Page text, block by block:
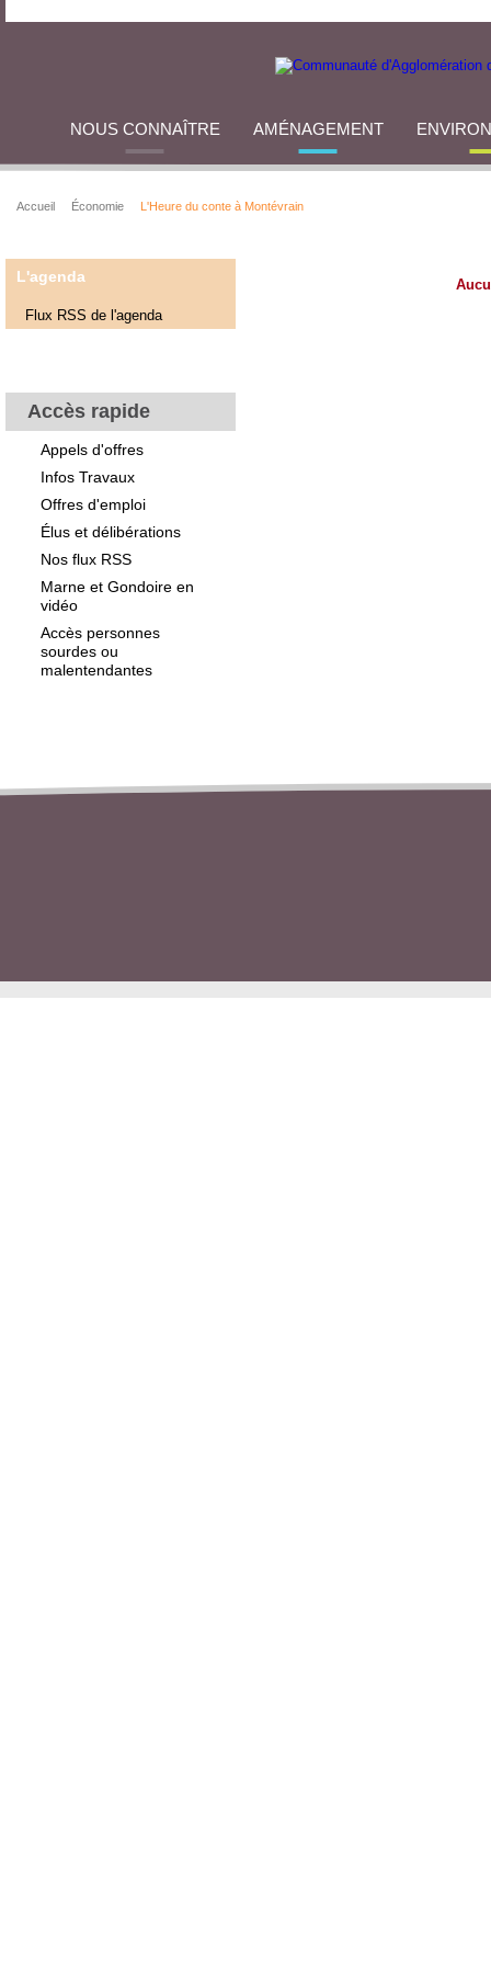
NOUS CONNAÎTRE AMÉNAGEMENT
Accueil Économie L'Heure du conte à Montévrain
L'agenda
Flux RSS de l'agenda
Accès rapide
Appels d'offres
Infos Travaux
Offres d'emploi
Élus et délibérations
Nos flux RSS
Marne et Gondoire en
vidéo
Accès personnes
sourdes ou
malentendantes